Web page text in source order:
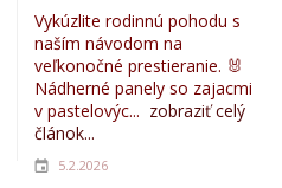
Vykúzlite rodinnú pohodu s
naším návodom na
veľkonočné prestieranie. 🐰
Nádherné panely so zajacmi
v pastelovýc... zobraziť celý
článok...
5.2.2026